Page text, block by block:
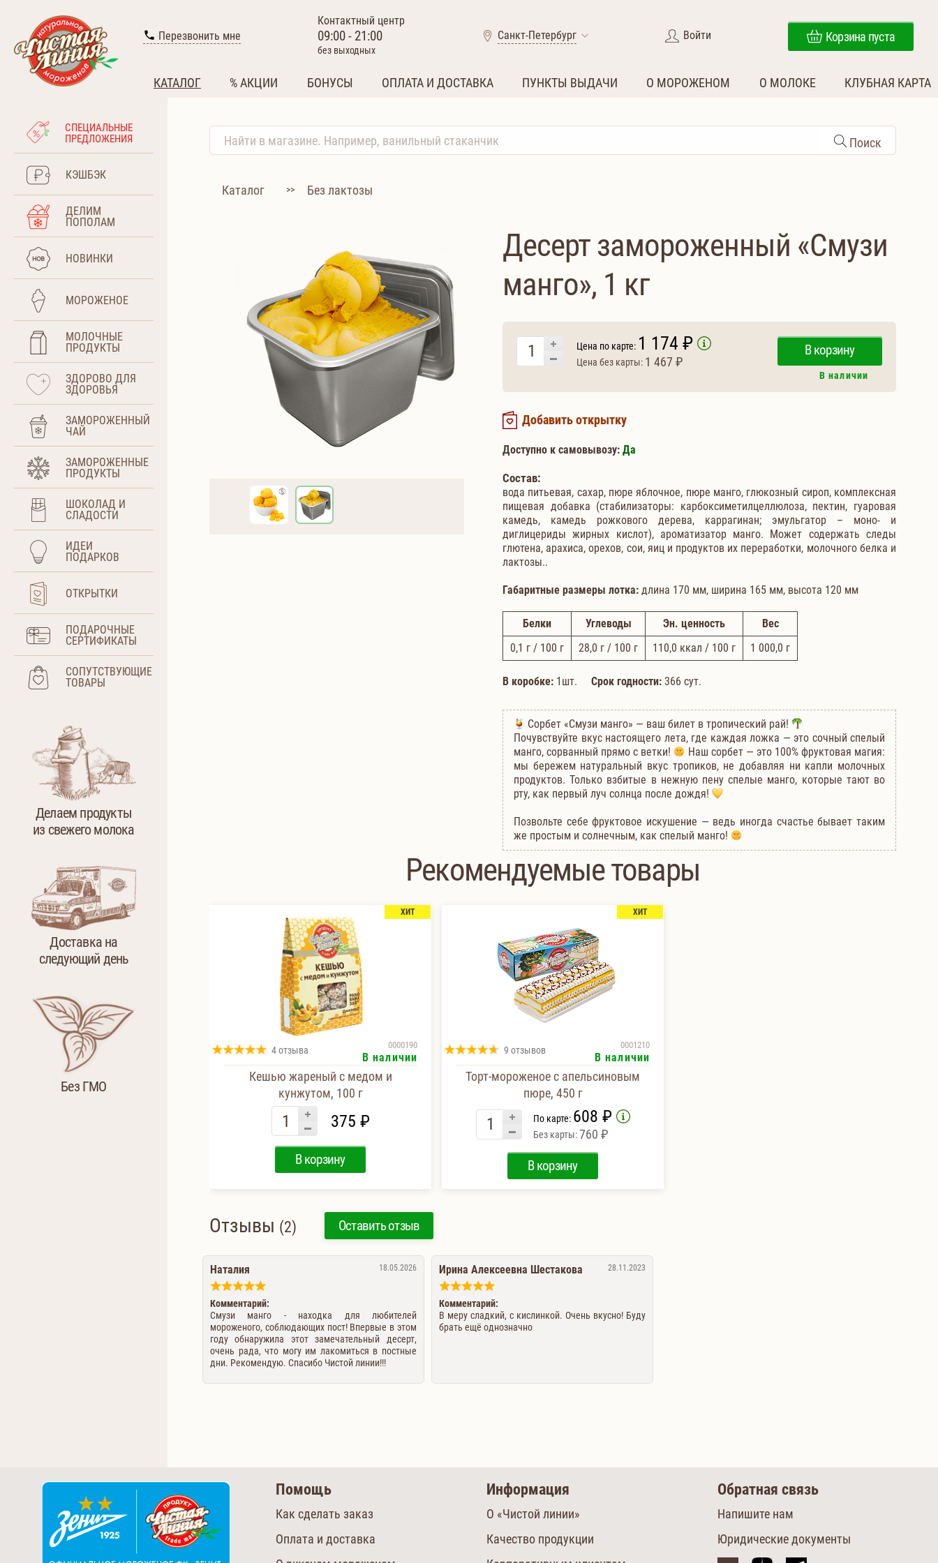
Перезвонить мне
Контактный центр
09:00 - 21:00
без выходных
Санкт-Петербург Войти Корзина пуста
КАТАЛОГ % АКЦИИ БОНУСЫ ОПЛАТА И ДОСТАВКА ПУНКТЫ ВЫДАЧИ О МОРОЖЕНОМ О МОЛОКЕ КЛУБНАЯ КАРТА
СПЕЦИАЛЬНЫЕ
ПРЕДЛОЖЕНИЯ
КЭШБЭК
ДЕЛИМ
ПОПОЛАМ
НОВИНКИ
МОРОЖЕНОЕ
МОЛОЧНЫЕ
ПРОДУКТЫ
ЗДОРОВО ДЛЯ
ЗДОРОВЬЯ
ЗАМОРОЖЕННЫЙ
ЧАЙ
ЗАМОРОЖЕННЫЕ
ПРОДУКТЫ
ШОКОЛАД И
СЛАДОСТИ
ИДЕИ
ПОДАРКОВ
ОТКРЫТКИ
ПОДАРОЧНЫЕ
СЕРТИФИКАТЫ
СОПУТСТВУЮЩИЕ
ТОВАРЫ
Делаем продукты
из свежего молока
Доставка на
следующий день
Без ГМО
Поиск
Каталог >> Без лактозы
Десерт замороженный «Смузи
манго», 1 кг
Цена по карте: 1 174 ₽
Цена без карты: 1 467 ₽
В корзину
В наличии
Добавить открытку
Доступно к самовывозу: Да
Состав:
вода питьевая, сахар, пюре яблочное, пюре манго, глюкозный сироп, комплексная
пищевая добавка (стабилизаторы: карбоксиметилцеллюлоза, пектин, гуаровая
камедь, камедь рожкового дерева, каррагинан; эмульгатор – моно- и
диглицериды жирных кислот), ароматизатор манго. Может содержать следы
глютена, арахиса, орехов, сои, яиц и продуктов их переработки, молочного белка и
лактозы..
Габаритные размеры лотка: длина 170 мм, ширина 165 мм, высота 120 мм
Белки Углеводы Эн. ценность
Вес
0,1 г / 100 г 28,0 г / 100 г 110,0 ккал / 100 г 1 000,0 г
В коробке: 1шт. Срок годности: 366 сут.
Сорбет «Смузи манго» — ваш билет в тропический рай!
Почувствуйте вкус настоящего лета, где каждая ложка — это сочный спелый
манго, сорванный прямо с ветки!
Наш сорбет — это 100% фруктовая магия:
мы бережем натуральный вкус тропиков, не добавляя ни капли молочных
продуктов. Только взбитые в нежную пену спелые манго, которые тают во
рту, как первый луч солнца после дождя!
Позвольте себе фруктовое искушение — ведь иногда счастье бывает таким
же простым и солнечным, как спелый манго!
Рекомендуемые товары
ХИТ
4 отзыва 0000190
В наличии
Кешью жареный с медом и
кунжутом, 100 г
375 ₽
В корзину
ХИТ
9 отзывов 0001210
В наличии
Торт-мороженое с апельсиновым
пюре, 450 г
По карте: 608 ₽
Без карты: 760 ₽
В корзину
Отзывы (2) Оставить отзыв
18.05.2026
Наталия
Комментарий:
Смузи манго - находка для любителей
мороженого, соблюдающих пост! Впервые в этом
году обнаружила этот замечательный десерт,
очень рада, что могу им лакомиться в постные
дни. Рекомендую. Спасибо Чистой линии!!!
28.11.2023
Ирина Алексеевна Шестакова
Комментарий:
В меру сладкий, с кислинкой. Очень вкусно! Буду
брать ещё однозначно
Помощь
Как сделать заказ
Оплата и доставка
Информация
О «Чистой линии»
Качество продукции
Обратная связь
Напишите нам
Юридические документы